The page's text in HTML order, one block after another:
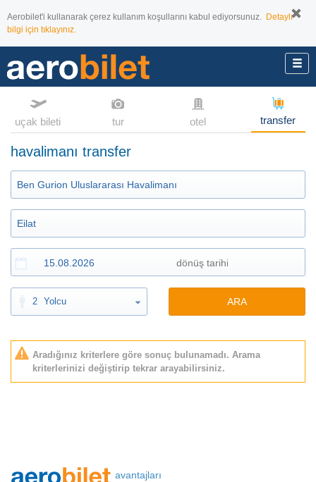
Aerobilet'i kullanarak çerez kullanım koşullarını kabul ediyorsunuz. Detaylı
bilgi için tıklayınız.
uçak bileti tur otel transfer
havalimanı transfer
2 Yolcu ARA
Aradığınız kriterlere göre sonuç bulunamadı. Arama
kriterlerinizi değiştirip tekrar arayabilirsiniz.
avantajları